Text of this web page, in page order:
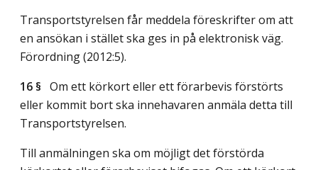
Transportstyrelsen får meddela föreskrifter om att
en ansökan i stället ska ges in på elektronisk väg.
Förordning (2012:5).
16 § Om ett körkort eller ett förarbevis förstörts
eller kommit bort ska innehavaren anmäla detta till
Transportstyrelsen.
Till anmälningen ska om möjligt det förstörda